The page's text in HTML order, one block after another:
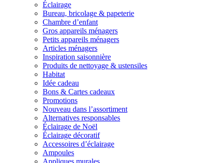
Éclairage
Bureau, bricolage & papeterie
Chambre d’enfant
Gros appareils ménagers
Petits appareils ménagers
Articles ménagers
Inspiration saisonnière
Produits de nettoyage & ustensiles
Habitat
Idée cadeau
Bons & Cartes cadeaux
Promotions
Nouveau dans l’assortiment
Alternatives responsables
Éclairage de Noël
Éclairage décoratif
Accessoires d’éclairage
Ampoules
Appliques murales